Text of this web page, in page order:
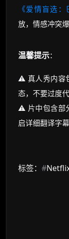
《爱情盲选：
放，情感冲突
温馨提示：
⚠️ 真人秀内容
态，不要过度
⚠️ 片中包含部
启详细翻译字
标签： #